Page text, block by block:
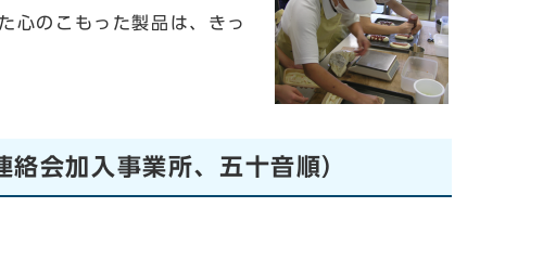
心のこもった製品は、きっ
会加入事業所、五十音順）